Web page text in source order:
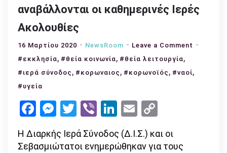
αναβάλλονται οι καθημερινές Ιερές
Ακολουθίες
16 Μαρτίου 2020 NewsRoom Leave a Comment on
#εκκλησία, #θεία κοινωνία, #θεία λειτουργία,
#ιερά σύνοδος , #κορωναιος , #κορωνοϊός , #ναοί,
#υγεία
Facebook
Messenger
Twitter
ViberLinkedIn
Email
Η Διαρκής Ιερά Σύνοδος (Δ.Ι.Σ.) και οι
Σεβασμιώτατοι ενημερώθηκαν για τους